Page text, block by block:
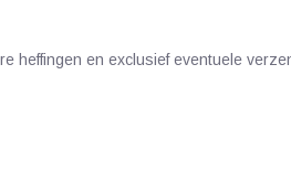
heffingen en exclusief eventuele